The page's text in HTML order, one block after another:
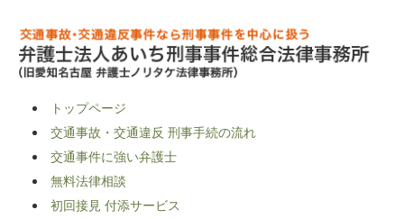
トップページ
交通事故・交通違反 刑事手続の流れ
交通事件に強い弁護士
無料法律相談
初回接見 付添サービス